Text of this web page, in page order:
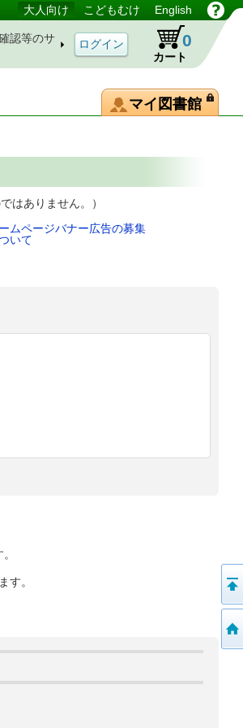
大人向け こどもむけ English
認等のサ
カート
0
マイ図書館
ません。）
ムページバナー広告の募集
いて
す。